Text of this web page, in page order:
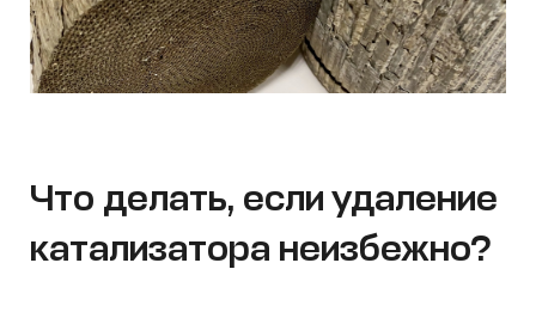
Что делать, если удаление
катализатора неизбежно?